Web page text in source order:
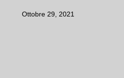
Ottobre 29, 2021